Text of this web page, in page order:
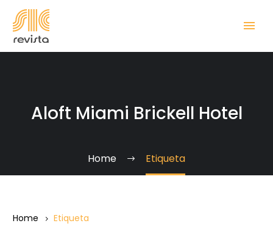
Aloft Miami Brickell Hotel
Home Etiqueta
Home Etiqueta